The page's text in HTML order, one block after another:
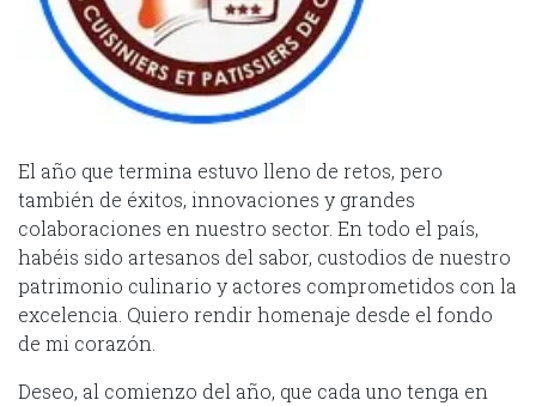
El año que termina estuvo lleno de retos, pero
también de éxitos, innovaciones y grandes
colaboraciones en nuestro sector. En todo el país,
habéis sido artesanos del sabor, custodios de nuestro
patrimonio culinario y actores comprometidos con la
excelencia. Quiero rendir homenaje desde el fondo
de mi corazón.
Deseo, al comienzo del año, que cada uno tenga en